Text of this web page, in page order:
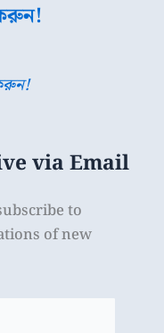
via Email
to
of new